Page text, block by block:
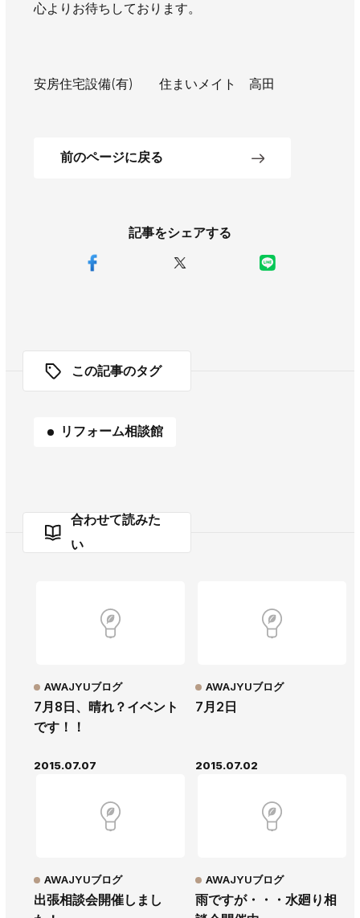
記事をシェアする
心よりお待ちしております。
安房住宅設備(有) 住まいメイト 高田
前のページに戻る
この記事のタグ
リフォーム相談館
合わせて読みた
い
7月8日、晴れ？イベント
です！！
AWAJYUブログ
2015.07.07
7月2日
AWAJYUブログ
2015.07.02
出張相談会開催しまし
AWAJYUブログ
雨ですが・・・水廻り相
AWAJYUブログ